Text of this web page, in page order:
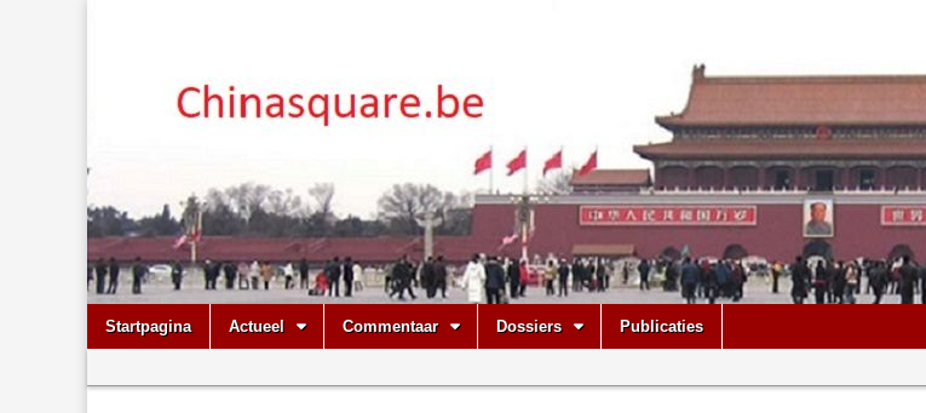
Chinasquare.be
Main
menu
Skip
Startpagina Actueel Commentaar Dossiers Publicaties
menu